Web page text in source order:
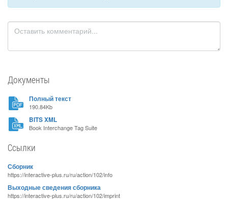
Документы
Полный текст
190.84Kb
BITS XML
Book Interchange Tag Suite
Ссылки
Сборник
https://interactive-plus.ru/ru/action/102/info
Выходные сведения сборника
https://interactive-plus.ru/ru/action/102/imprint